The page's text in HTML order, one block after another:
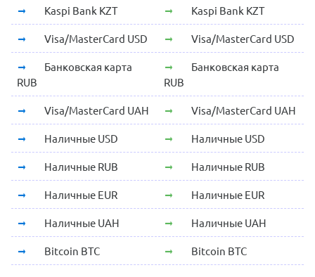
Kaspi Bank KZT Kaspi Bank KZT
Visa/MasterCard USD Visa/MasterCard USD
Банковская карта
RUB
Банковская карта
RUB
Visa/MasterCard UAH Visa/MasterCard UAH
Наличные USD Наличные USD
Наличные RUB Наличные RUB
Наличные EUR Наличные EUR
Наличные UAH Наличные UAH
Bitcoin BTC Bitcoin BTC